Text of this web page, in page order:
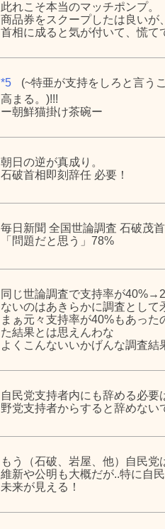
此れこそ本当のマッチポンプ。
商品券をスクープしたは良いが
首相に成ると気が付いて、慌て
*5
(~特亜が支持をしろと言う
高まる。)!!!
ー朝鮮猫掛け茶碗ー
朝日の逆が真成り。
石破首相即刻辞任 必要！
毎日新聞 全国世論調査 石破茂
「問題だと思う」78%
同じ世論調査で支持率が
ないのはあきらかに調査とし
まぁ元々支持率が40%もあっ
た結果とは思えんわな
よくこんないいかげんな調査結
自民党支持者内にも辞める必要
野党支持者からすると辞めな
もう（石破、岩屋、他）自民
維新や公明も大概だが..特に自
未来が見える！